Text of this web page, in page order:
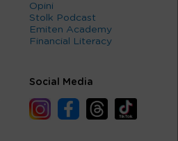
Opini
Stolk Podcast
Emiten Academy
Financial Literacy
Social Media